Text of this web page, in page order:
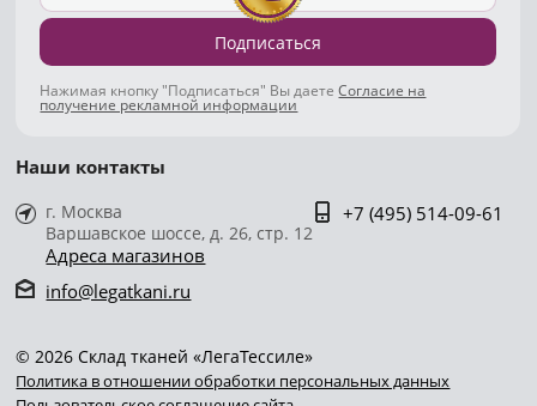
Подписаться
Нажимая кнопку "Подписаться" Вы даетеСогласие на
получение рекламной информации
Наши контакты
г. Москва
Варшавское шоссе, д. 26, стр. 12
Адреса магазинов
+7 (495) 514-09-61
info@legatkani.ru
© 2026 Склад тканей «ЛегаТессиле»
Политика в отношении обработки персональных данных